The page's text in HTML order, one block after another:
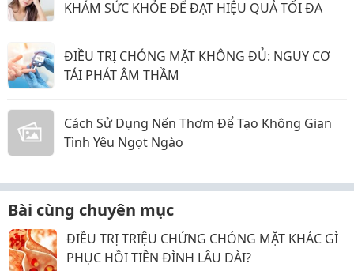
KHÁM SỨC KHỎE ĐỂ ĐẠT HIỆU QUẢ TỐI ĐA
ĐIỀU TRỊ CHÓNG MẶT KHÔNG ĐỦ: NGUY CƠ
TÁI PHÁT ÂM THẦM
Cách Sử Dụng Nến Thơm Để Tạo Không Gian
Tình Yêu Ngọt Ngào
Bài cùng chuyên mục
ĐIỀU TRỊ TRIỆU CHỨNG CHÓNG MẶT KHÁC GÌ
PHỤC HỒI TIỀN ĐÌNH LÂU DÀI?